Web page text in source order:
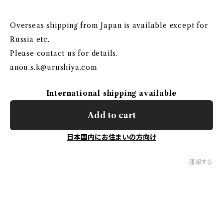
Overseas shipping from Japan is available except for
Russia etc.
Please contact us for details.
anou.s.k@urushiya.com
International shipping available
Add to cart
日本国内にお住まいの方向け
通報する